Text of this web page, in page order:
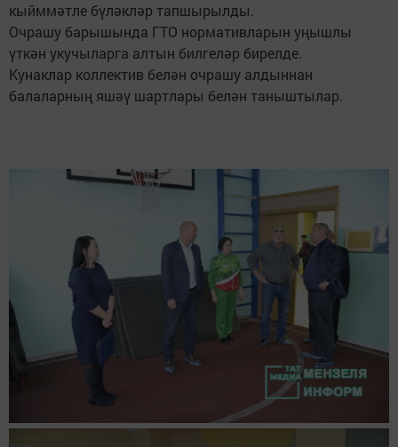
кыйммәтле бүләкләр тапшырылды.
Очрашу барышында ГТО нормативларын уңышлы
үткән укучыларга алтын билгеләр бирелде.
Кунаклар коллектив белән очрашу алдыннан
балаларның яшәү шартлары белән таныштылар.